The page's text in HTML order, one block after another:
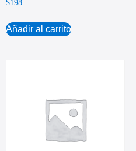
$198
Añadir al carrito